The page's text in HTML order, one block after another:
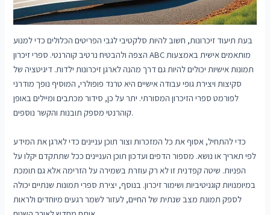
בעת תיעוד זיכרונות, חשוב להיות סלקטיבי לגבי הפריטים הכלולים כדי למנוע
הצפה ולהבטיח נרטיב קוהרנטי. ספרי זיכרון ABC מותאמים אישית באמצעות
תמונות אישיות יכולים להיות גם דרך מהנה לארגן זיכרונות ילדות. דיגיטציה של
סקיצות ויצירת גופי עבודה אישיים היא טרנד פופולרי, המוסיף נופך מודרני
לפורמט ספרי הזיכרון המסורתי. יתר על כן, סידור מכתבים ומיילים באופן
קוהרנטי מספק תובנות והקשר נוספים.
כדי להתחיל, אסוף את כל המזכרות וצור תוכן עניינים כדי לארגן את המידע
לפי תאריך או נושא. מספור הדפים ועדכון תוכן העניינים ככל שתתקדם יקלו על
הפניות. שיטה קפדנית זו לא רק עוזרת בשמירה על הזרימה אלא גם תומכת
במיומנויות קוגניטיביות ושימור זיכרון. בנוסף, יצירת ספרי תמונות שנתיים יכולה
לספק תמונת מצב שנתית של החיים, לעזור לשמר רגעים מיוחדים ולראות